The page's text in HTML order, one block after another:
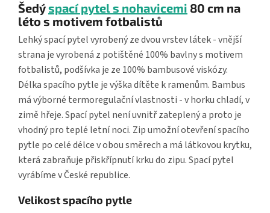
Šedýspací pytel s nohavicemi 80 cm na
léto s motivem fotbalistů
Lehký spací pytel vyrobený ze dvou vrstev látek - vnější
strana je vyrobená z potištěné 100% bavlny s motivem
fotbalistů, podšívka je ze 100% bambusové viskózy.
Délka spacího pytle je výška dítěte k ramenům. Bambus
má výborné termoregulační vlastnosti - v horku chladí, v
zimě hřeje. Spací pytel není uvnitř zateplený a proto je
vhodný pro teplé letní noci. Zip umožní otevření spacího
pytle po celé délce v obou směrech a má látkovou krytku,
která zabraňuje přiskřípnutí krku do zipu. Spací pytel
vyrábíme v České republice.
Velikost spacího pytle